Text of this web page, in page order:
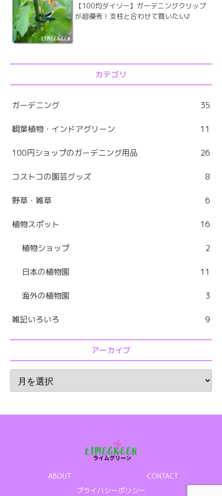
【100均ダイソー】ガーデニングクリップ
が超優秀！支柱と合わせて買いたい♪
カテゴリ
ガーデニング 35
観葉植物・インドアグリーン 11
100円ショップのガーデニング用品 26
コストコの園芸グッズ 8
野草・雑草 6
植物スポット 16
植物ショップ 2
日本の植物園 11
海外の植物園 3
雑記いろいろ 9
アーカイブ
ABOUT
CONTACT
プライバシーポリシー